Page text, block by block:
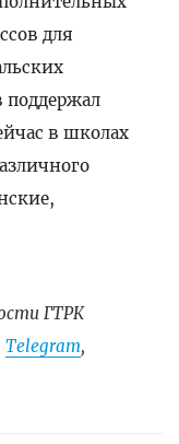
для
в школах
ГТРК
Telegram,